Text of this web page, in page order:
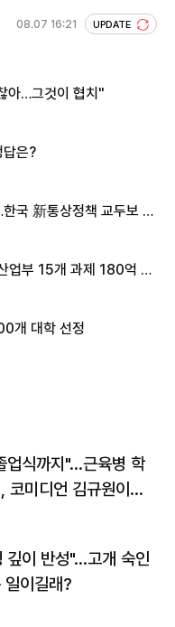
08.07 16:21 UPDATE
아…그것이 협치"
답은?
국 新통상정책 교두보 활
업부 15개 과제 180억 지
개 대학 선정
업식까지"…근육병 학
코미디언 김규원이었
깊이 반성"…고개 숙인
이길래?